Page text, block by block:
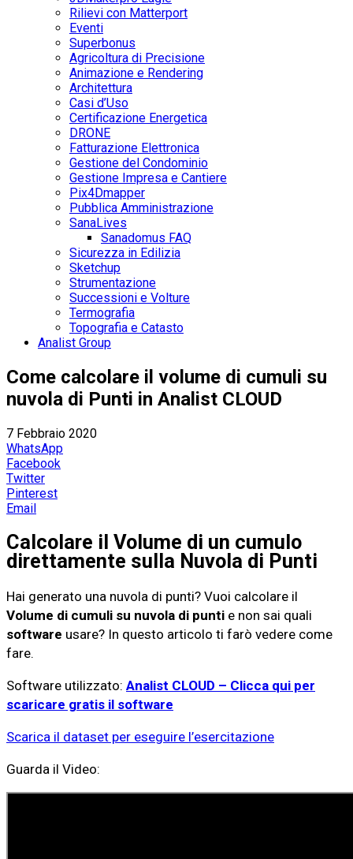
Rilievi con Matterport
Eventi
Superbonus
Agricoltura di Precisione
Animazione e Rendering
Architettura
Casi d’Uso
Certificazione Energetica
DRONE
Fatturazione Elettronica
Gestione del Condominio
Gestione Impresa e Cantiere
Pix4Dmapper
Pubblica Amministrazione
SanaLives
Sanadomus FAQ
Sicurezza in Edilizia
Sketchup
Strumentazione
Successioni e Volture
Termografia
Topografia e Catasto
Analist Group
Come calcolare il volume di cumuli su
nuvola di Punti in Analist CLOUD
7 Febbraio 2020
WhatsApp
Facebook
Twitter
Pinterest
Email
Calcolare il Volume di un cumulo
direttamente sulla Nuvola di Punti
Hai generato una nuvola di punti? Vuoi calcolare il
Volume di cumuli su nuvola di punti e non sai quali
software usare? In questo articolo ti farò vedere come
fare.
Software utilizzato: Analist CLOUD – Clicca qui per
scaricare gratis il software
Scarica il dataset per eseguire l’esercitazione
Guarda il Video: